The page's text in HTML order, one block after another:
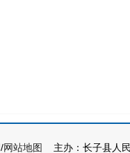
/网站地图
主办：长子县人